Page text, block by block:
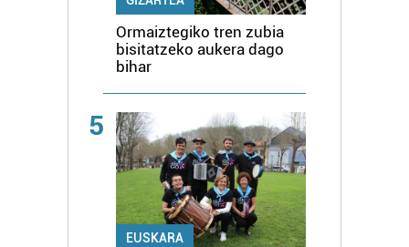
Ormaiztegiko tren zubia
bisitatzeko aukera dago
bihar
5
EUSKARA